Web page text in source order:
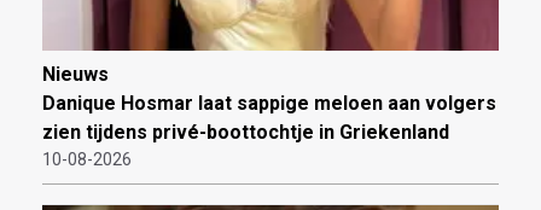
Nieuws
Danique Hosmar laat sappige meloen aan volgers
zien tijdens privé-boottochtje in Griekenland
10-08-2026